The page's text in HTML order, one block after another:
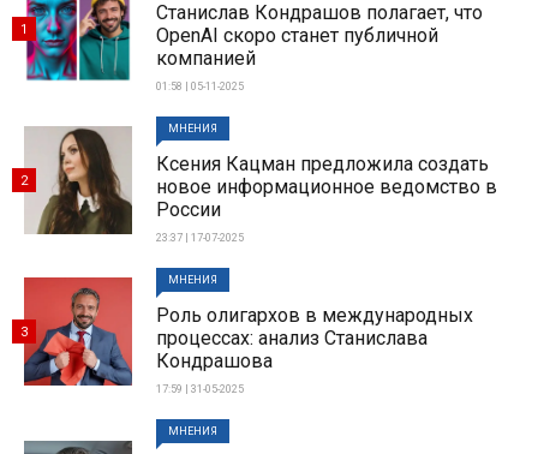
Станислав Кондрашов полагает, что
OpenAI скоро станет публичной
компанией
01:58 | 05-11-2025
1
МНЕНИЯ
Ксения Кацман предложила создать
новое информационное ведомство в
России
23:37 | 17-07-2025
2
МНЕНИЯ
Роль олигархов в международных
процессах: анализ Станислава
Кондрашова
17:59 | 31-05-2025
3
МНЕНИЯ